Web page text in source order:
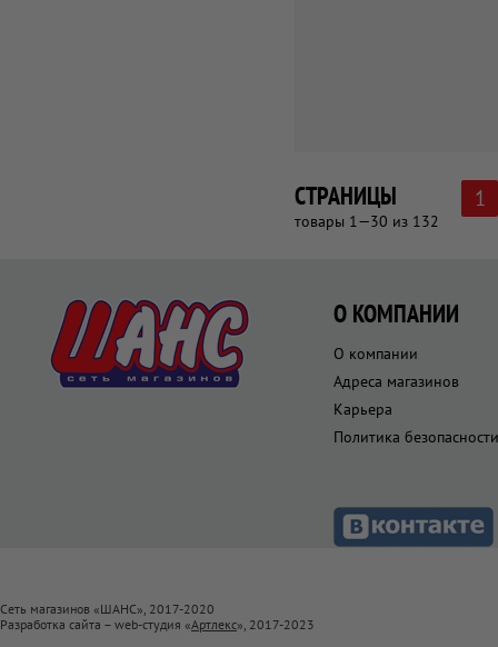
СТРАНИЦЫ
товары 1—30 из 132
1
О КОМПАНИИ
О компании
Адреса магазинов
Карьера
Политика безопасности
Сеть магазинов «ШАНС», 2017-2020
Разработка сайта – web-студия «Артлекс», 2017-2023